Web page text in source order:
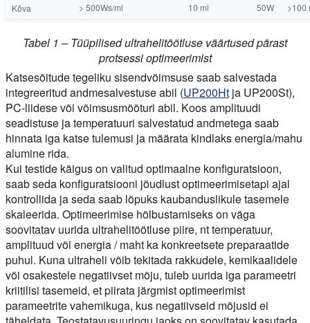
Kõva
> 500Ws/ml 10 ml 50W >100
Tabel 1 – Tüüpilised ultrahelitöötluse väärtused pärast
protsessi optimeerimist
Katsesõitude tegeliku sisendvõimsuse saab salvestada
integreeritud andmesalvestuse abil (UP200Ht ja UP200St),
PC-liidese või võimsusmõõturi abil. Koos amplituudi
seadistuse ja temperatuuri salvestatud andmetega saab
hinnata iga katse tulemusi ja määrata kindlaks energia/mahu
alumine rida.
Kui testide käigus on valitud optimaalne konfiguratsioon,
saab seda konfiguratsiooni jõudlust optimeerimisetapi ajal
kontrollida ja seda saab lõpuks kaubanduslikule tasemele
skaleerida. Optimeerimise hõlbustamiseks on väga
soovitatav uurida ultrahelitöötluse piire, nt temperatuur,
amplituud või energia / maht ka konkreetsete preparaatide
puhul. Kuna ultraheli võib tekitada rakkudele, kemikaalidele
või osakestele negatiivset mõju, tuleb uurida iga parameetri
kriitilisi tasemeid, et piirata järgmist optimeerimist
parameetrite vahemikuga, kus negatiivseid mõjusid ei